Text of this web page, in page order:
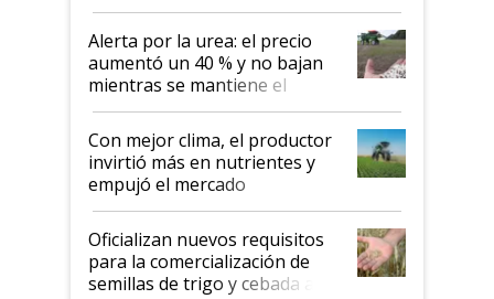
Alerta por la urea: el precio
aumentó un 40 % y no bajan
mientras se mantiene el
conflicto en Medio Oriente
Con mejor clima, el productor
invirtió más en nutrientes y
empujó el mercado
Oficializan nuevos requisitos
para la comercialización de
semillas de trigo y cebada a